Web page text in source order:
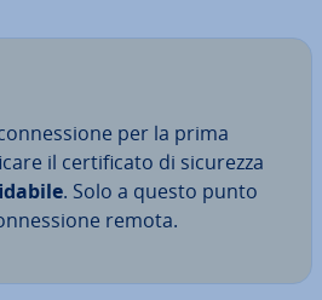
per la prima
il cer­ti­fi­ca­to di sicurezza
. Solo a questo punto
remota.